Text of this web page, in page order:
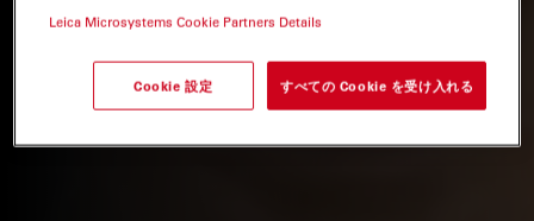
Leica Microsystems Cookie Partners Details
Cookie 設定 すべての Cookie を受け入れる